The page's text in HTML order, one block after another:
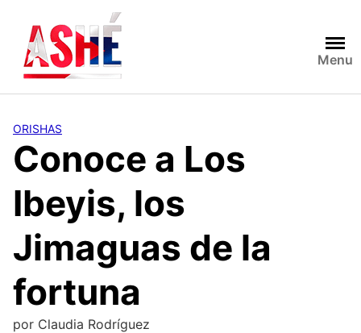
contenido
Menu
ORISHAS
Conoce a Los
Ibeyis, los
Jimaguas de la
fortuna
por Claudia Rodríguez